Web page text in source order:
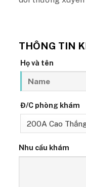
THÔNG TIN
Họ và tên
Đ/C phòng khám
Nhu cầu khám